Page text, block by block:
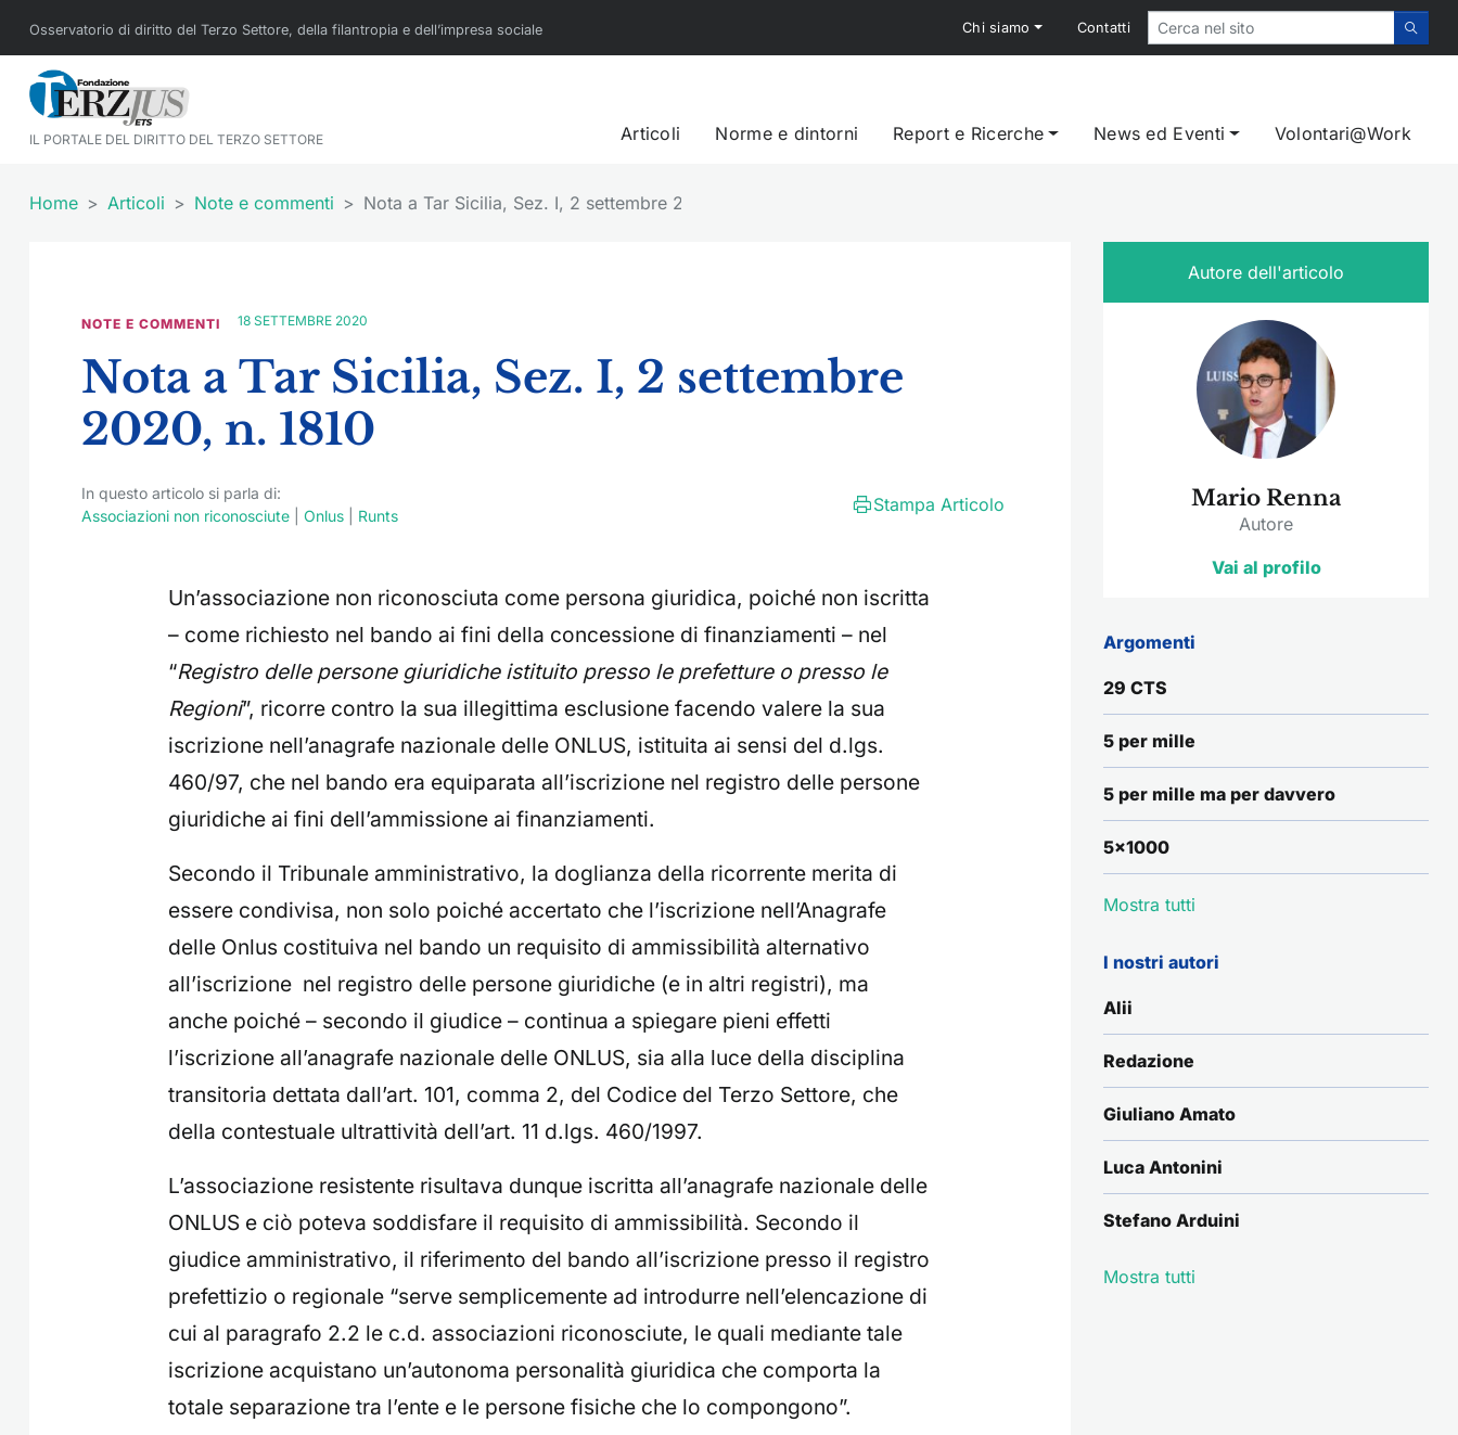
Osservatorio di diritto del Terzo Settore, della filantropia e dell’impresa sociale Chi siamo Contatti
IL PORTALE DEL DIRITTO DEL TERZO SETTORE Articoli Norme e dintorni Report e Ricerche News ed Eventi Volontari@Work
Home Articoli Note e commenti Nota a Tar Sicilia, Sez. I, 2 settembre 2020, n. 1810
NOTE E COMMENTI 18 SETTEMBRE 2020
Nota a Tar Sicilia, Sez. I, 2 settembre
2020, n. 1810
In questo articolo si parla di:
Associazioni non riconosciute
Onlus Runts
Stampa Articolo
Un’associazione non riconosciuta come persona giuridica, poiché non iscritta
– come richiesto nel bando ai fini della concessione di finanziamenti – nel
“Registro delle persone giuridiche istituito presso le prefetture o presso le
Regioni”, ricorre contro la sua illegittima esclusione facendo valere la sua
iscrizione nell’anagrafe nazionale delle ONLUS, istituita ai sensi del d.lgs.
460/97, che nel bando era equiparata all’iscrizione nel registro delle persone
giuridiche ai fini dell’ammissione ai finanziamenti.
Secondo il Tribunale amministrativo, la doglianza della ricorrente merita di
essere condivisa, non solo poiché accertato che l’iscrizione nell’Anagrafe
delle Onlus costituiva nel bando un requisito di ammissibilità alternativo
all’iscrizione nel registro delle persone giuridiche (e in altri registri), ma
anche poiché – secondo il giudice – continua a spiegare pieni effetti
l’iscrizione all’anagrafe nazionale delle ONLUS, sia alla luce della disciplina
transitoria dettata dall’art. 101, comma 2, del Codice del Terzo Settore, che
della contestuale ultrattività dell’art. 11 d.lgs. 460/1997.
L’associazione resistente risultava dunque iscritta all’anagrafe nazionale delle
ONLUS e ciò poteva soddisfare il requisito di ammissibilità. Secondo il
giudice amministrativo, il riferimento del bando all’iscrizione presso il registro
prefettizio o regionale “serve semplicemente ad introdurre nell’elencazione di
cui al paragrafo 2.2 le c.d. associazioni riconosciute, le quali mediante tale
iscrizione acquistano un’autonoma personalità giuridica che comporta la
totale separazione tra l’ente e le persone fisiche che lo compongono”.
Autore dell'articolo
Mario Renna
Autore
Vai al profilo
Argomenti
29 CTS
5 per mille
5 per mille ma per davvero
5x1000
Mostra tutti
I nostri autori
Alii
Redazione
Giuliano Amato
Luca Antonini
Stefano Arduini
Mostra tutti